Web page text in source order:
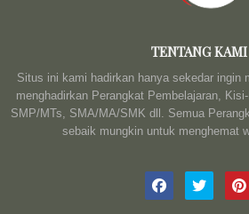
TENTANG KAMI
Situs ini kami hadirkan hanya sekedar ingin
menghadirkan Perangkat Pembelajaran,
SMP/MTs, SMA/MA/SMK dll. Semua
sebaik mungkin untuk menghemat